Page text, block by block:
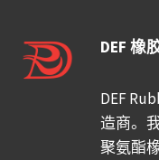
DEF 橡
DEF
造商。
聚氨酯